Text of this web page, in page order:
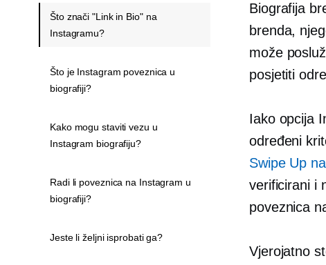
Biografija
brenda,
može
posjetiti
Iako opcija
određeni
Swipe Up
verificirani i
poveznica
Vjerojatno
Što znači "Link in Bio" na
Instagramu?
Što je Instagram poveznica u
biografiji?
Kako mogu staviti vezu u
Instagram biografiju?
Radi li poveznica na Instagram u
biografiji?
Jeste li željni isprobati ga?